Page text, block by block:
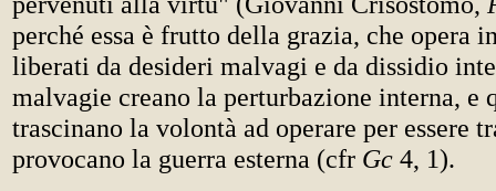
perché essa è frutto della grazia, che opera
liberati da desideri malvagi e da dissidio
malvagie creano la perturbazione interna, e
trascinano la volontà ad operare per essere
provocano la guerra esterna (cfr Gc 4, 1).